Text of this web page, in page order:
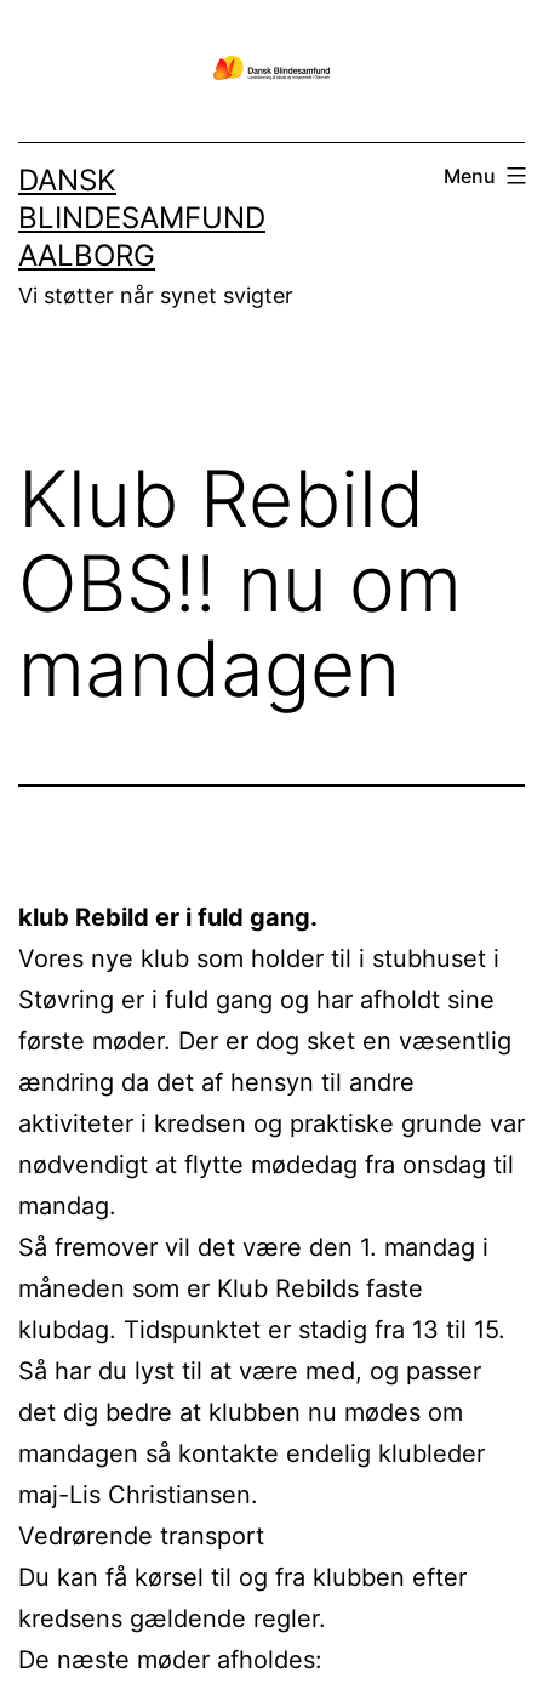
DANSK
BLINDESAMFUND
AALBORG
Vi støtter når synet svigter
Menu
Klub Rebild
OBS!! nu om
mandagen
klub Rebild er i fuld gang.
Vores nye klub som holder til i stubhuset i
Støvring er i fuld gang og har afholdt sine
første møder. Der er dog sket en væsentlig
ændring da det af hensyn til andre
aktiviteter i kredsen og praktiske grunde var
nødvendigt at flytte mødedag fra onsdag til
mandag.
Så fremover vil det være den 1. mandag i
måneden som er Klub Rebilds faste
klubdag. Tidspunktet er stadig fra 13 til 15.
Så har du lyst til at være med, og passer
det dig bedre at klubben nu mødes om
mandagen så kontakte endelig klubleder
maj-Lis Christiansen.
Vedrørende transport
Du kan få kørsel til og fra klubben efter
kredsens gældende regler.
De næste møder afholdes: